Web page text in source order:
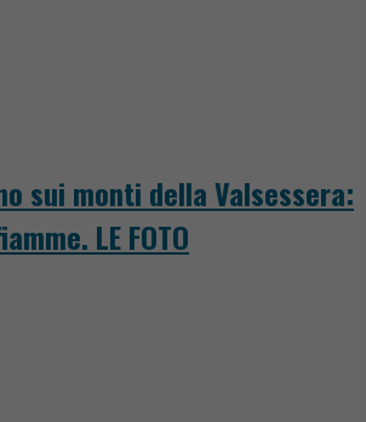
sui monti della Valsessera:
LE FOTO